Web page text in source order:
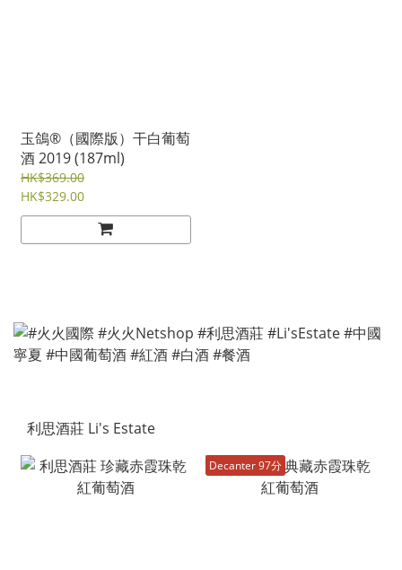
玉鴿®（國際版）干白葡萄
酒 2019 (187ml)
HK$369.00
HK$329.00
利思酒莊 Li's Estate
Decanter 97分